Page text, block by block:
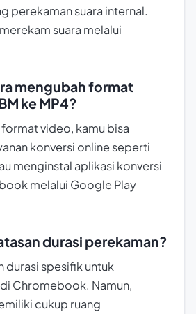
perekaman suara internal.
suara melalui
mengubah format
ke MP4?
video, kamu bisa
konversi online seperti
menginstal aplikasi konversi
melalui Google Play
durasi perekaman?
durasi spesifik untuk
Chromebook. Namun,
cukup ruang